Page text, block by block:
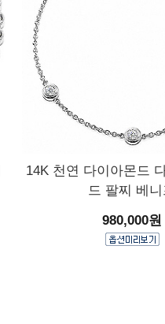
14K 천연 다이아몬드
드 팔찌 베니
980,000원